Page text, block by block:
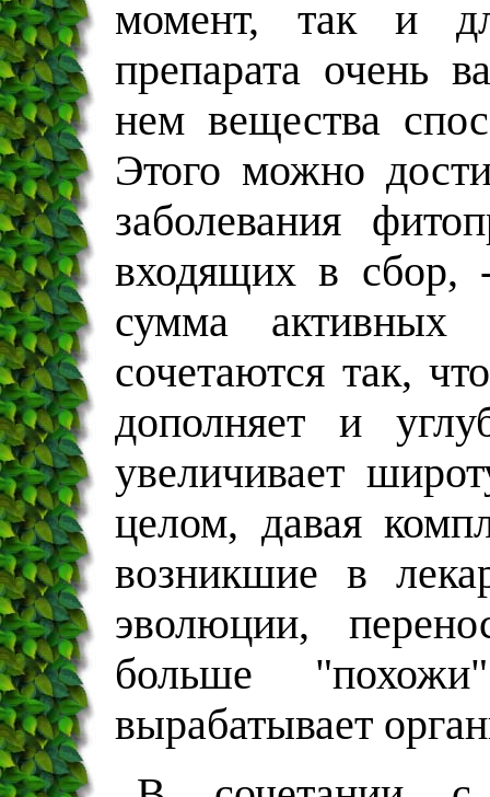
момент, так и
препарата очень
нем вещества
Этого можно
заболевания
входящих в сбор,
сумма
сочетаются так,
дополняет и
увеличивает
целом, давая
возникшие в
эволюции,
больше
вырабатывает